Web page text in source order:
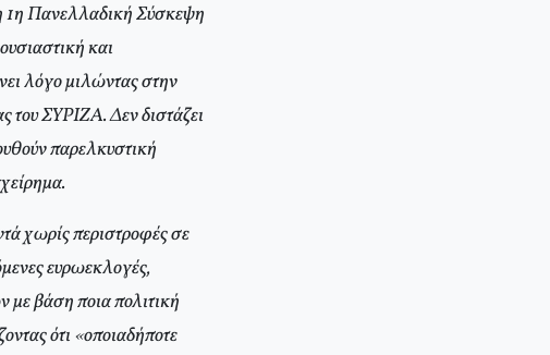
1η Πανελλαδική Σύσκεψη
και
λόγο μιλώντας στην
του ΣΥΡΙΖΑ. Δεν διστάζει
παρελκυστική
χωρίς περιστροφές σε
ευρωεκλογές,
με βάση ποια πολιτική
ότι «οποιαδήποτε